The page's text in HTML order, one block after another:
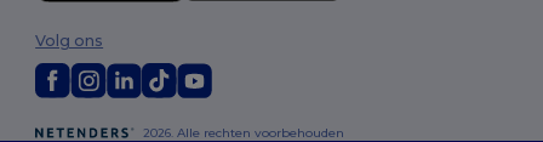
2026. Alle rechten voorbehouden
Volg ons